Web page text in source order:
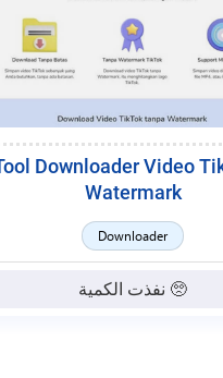
Downloader Video
Watermark
Downloader
نفذت الكمية 🥺